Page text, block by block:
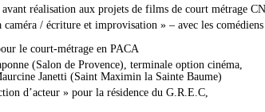
réalisation aux projets de films de court métrage
/ écriture et improvisation » – avec les
le court-métrage en PACA
(Salon de Provence), terminale option cinéma,
Janetti (Saint Maximin la Sainte Baume)
d’acteur » pour la résidence du G.R.E.C,